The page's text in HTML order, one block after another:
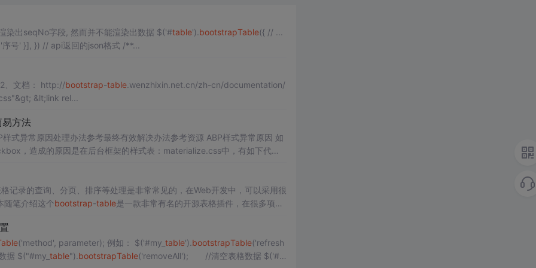
染出seqNo字段, 然而并不能渲染出数据 $('#table'). bootstrapTable({ // ...
插件基本参数, 请求api接口 columns: [{ field: 'seqNo', title: '序号' }], }) // api返回的json格式 /**...
2、文档： http://bootstrap-table.wenzhixin.net.cn/zh-cn/documentation/
&lt;link rel...
方法
式异常原因处理办法参考最终有效解决办法参考资源 ABP样式异常原因 如
，造成的原因是在后台框架的样式表：materialize.css中，有如下代码
随笔介绍这个bootstrap-table是一款非常有名的开源表格插件，在很多项目
('method', parameter); 例如： $('#my_ table'). bootstrapTable('refresh
data 为数据 $("#my_ table"). bootstrapTable('removeAll'); //清空表格数据 $('#m